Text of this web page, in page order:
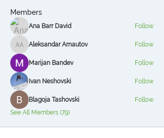
Members
Ana Barr David Follow
Aleksandar Arnautov
Aleksandar Arnautov Follow
Marijan Bandev Follow
Ivan Neshovski Follow
Blagoja Tashovski
Follow
See All Members (79)